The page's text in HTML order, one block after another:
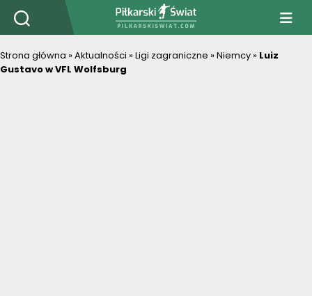
PiłkarskiSwiat.com
Strona główna »Aktualności »Ligi zagraniczne »Niemcy » Luiz
Gustavo w VFL Wolfsburg